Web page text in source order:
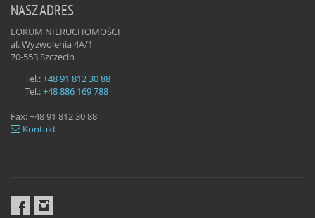
NASZ ADRES
LOKUM NIERUCHOMOŚCI
al. Wyzwolenia 4A/1
70-553Szczecin
Tel.:+48 91 812 30 88
Tel.:+48 886 169 788
Fax:+48 91 812 30 88
Kontakt